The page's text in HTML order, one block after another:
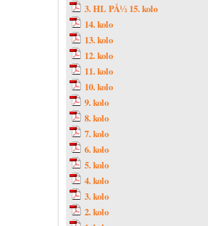
3. HL PÅ½ 15. kolo
14. kolo
13. kolo
12. kolo
11. kolo
10. kolo
9. kolo
8. kolo
7. kolo
6. kolo
5. kolo
4. kolo
3. kolo
2. kolo